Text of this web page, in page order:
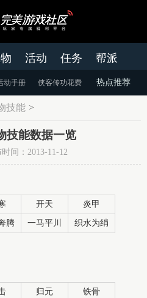
活动 任务
帮派
动手册 侠客传功花费 热点推荐
技能 >
技能数据一览
：2013-11-12
开天 炎甲
腾 一马平川 织水为绡
归元 铁骨